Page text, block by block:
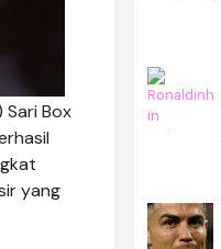
Box
yang